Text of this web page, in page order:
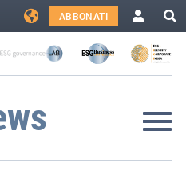
ABBONATI